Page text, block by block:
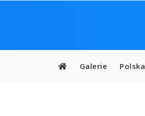
Galerie Polska